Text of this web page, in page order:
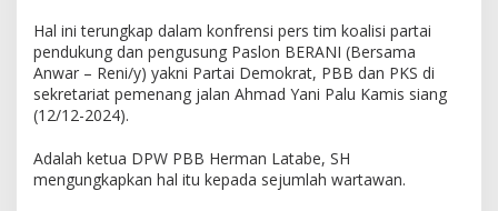
Hal ini terungkap dalam konfrensi pers tim koalisi partai
pendukung dan pengusung Paslon BERANI (Bersama
Anwar – Reni/y) yakni Partai Demokrat, PBB dan PKS di
sekretariat pemenang jalan Ahmad Yani Palu Kamis siang
(12/12-2024).
Adalah ketua DPW PBB Herman Latabe, SH
mengungkapkan hal itu kepada sejumlah wartawan.